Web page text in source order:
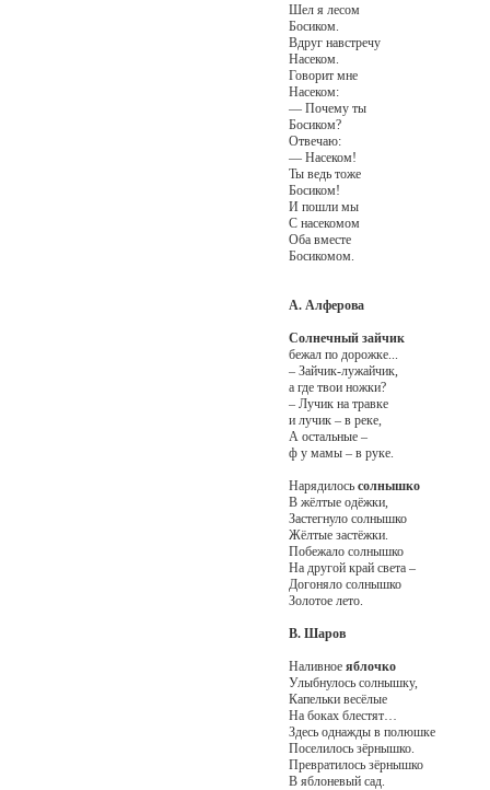
Шел я лесом
Босиком.
Вдруг навстречу
Насеком.
Говорит мне
Насеком:
— Почему ты
Босиком?
Отвечаю:
— Насеком!
Ты ведь тоже
Босиком!
И пошли мы
С насекомом
Оба вместе
Босикомом.
А. Алферова
Солнечный зайчик
бежал по дорожке...
– Зайчик-лужайчик,
а где твои ножки?
– Лучик на травке
и лучик – в реке,
А остальные –
ф у мамы – в руке.
Нарядилось солнышко
В жёлтые одёжки,
Застегнуло солнышко
Жёлтые застёжки.
Побежало солнышко
На другой край света –
Догоняло солнышко
Золотое лето.
В. Шаров
Наливное яблочко
Улыбнулось солнышку,
Капельки весёлые
На боках блестят…
Здесь однажды в полюшке
Поселилось зёрнышко.
Превратилось зёрнышко
В яблоневый сад.